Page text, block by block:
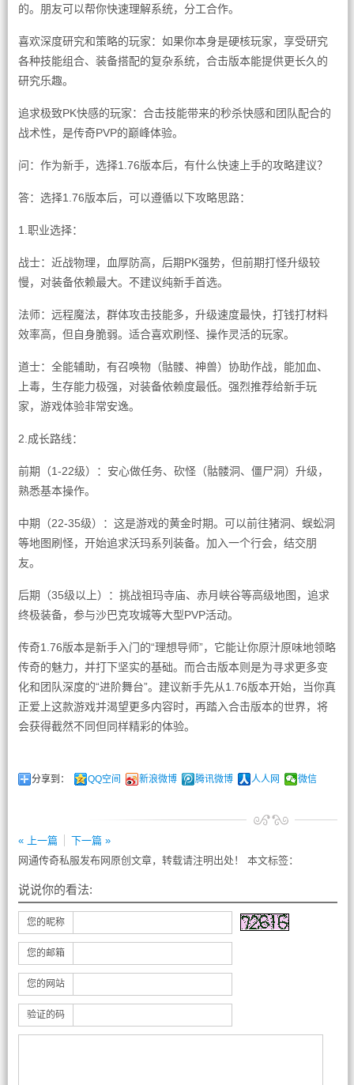
的。朋友可以帮你快速理解系统，分工合作。
喜欢深度研究和策略的玩家：如果你本身是硬核玩家，享受研究
各种技能组合、装备搭配的复杂系统，合击版本能提供更长久的
研究乐趣。
追求极致PK快感的玩家：合击技能带来的秒杀快感和团队配合的
战术性，是传奇PVP的巅峰体验。
问：作为新手，选择1.76版本后，有什么快速上手的攻略建议？
答：选择1.76版本后，可以遵循以下攻略思路：
1.职业选择：
战士：近战物理，血厚防高，后期PK强势，但前期打怪升级较
慢，对装备依赖最大。不建议纯新手首选。
法师：远程魔法，群体攻击技能多，升级速度最快，打钱打材料
效率高，但自身脆弱。适合喜欢刷怪、操作灵活的玩家。
道士：全能辅助，有召唤物（骷髅、神兽）协助作战，能加血、
上毒，生存能力极强，对装备依赖度最低。强烈推荐给新手玩
家，游戏体验非常安逸。
2.成长路线：
前期（1-22级）：安心做任务、砍怪（骷髅洞、僵尸洞）升级，
熟悉基本操作。
中期（22-35级）：这是游戏的黄金时期。可以前往猪洞、蜈蚣洞
等地图刷怪，开始追求沃玛系列装备。加入一个行会，结交朋
友。
后期（35级以上）：挑战祖玛寺庙、赤月峡谷等高级地图，追求
终极装备，参与沙巴克攻城等大型PVP活动。
传奇1.76版本是新手入门的“理想导师”，它能让你原汁原味地领略
传奇的魅力，并打下坚实的基础。而合击版本则是为寻求更多变
化和团队深度的“进阶舞台”。建议新手先从1.76版本开始，当你真
正爱上这款游戏并渴望更多内容时，再踏入合击版本的世界，将
会获得截然不同但同样精彩的体验。
分享到： QQ空间 新浪微博 腾讯微博 人人网 微信
« 上一篇
下一篇 »
网通传奇私服发布网原创文章，转载请注明出处！ 本文标签：
说说你的看法:
您的昵称
您的邮箱
您的网站
验证的码